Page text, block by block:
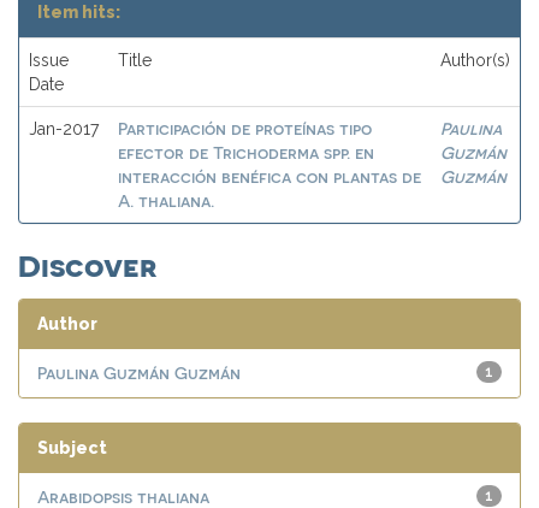
Item hits:
Issue
Date
Title Author(s)
Jan-2017
Participación de proteínas tipo
efector de Trichoderma spp. en
interacción benéfica con plantas de
A. thaliana.
Paulina
Guzmán
Guzmán
Discover
Author
1
Paulina Guzmán Guzmán
Subject
1
Arabidopsis thaliana